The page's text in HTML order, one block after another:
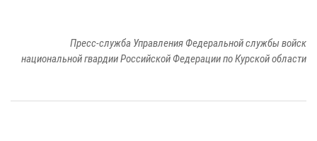
Пресс-служба Управления Федеральной службы войск
национальной гвардии Российской Федерации по Курской области